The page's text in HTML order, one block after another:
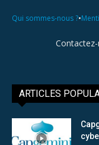
Qui sommes-nous ?•
ARTICLES